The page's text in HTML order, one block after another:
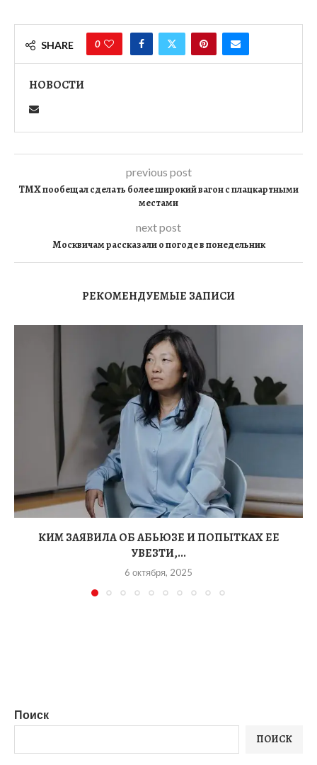
SHARE 0
НОВОСТИ
previous post
ТМХ пообещал сделать более широкий вагон с плацкартными
местами
next post
Москвичам рассказали о погоде в понедельник
РЕКОМЕНДУЕМЫЕ ЗАПИСИ
КИМ ЗАЯВИЛА ОБ АБЬЮЗЕ И ПОПЫТКАХ ЕЕ
УВЕЗТИ,...
6 октября, 2025
Поиск
ПОИСК